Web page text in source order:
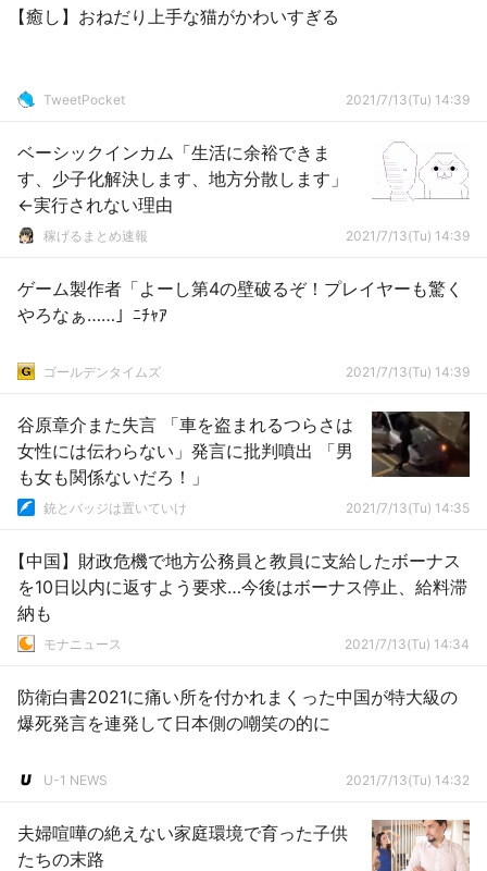
【癒し】おねだり上手な猫がかわいすぎる
TweetPocket 2021/7/13(Tu) 14:39
ベーシックインカム「生活に余裕できま
す、少子化解決します、地方分散します」
←実行されない理由
稼げるまとめ速報 2021/7/13(Tu) 14:39
ゲーム製作者「よーし第4の壁破るぞ！プレイヤーも驚く
やろなぁ……」ﾆﾁｬｱ
ゴールデンタイムズ 2021/7/13(Tu) 14:39
谷原章介また失言 「車を盗まれるつらさは
女性には伝わらない」発言に批判噴出 「男
も女も関係ないだろ！」
銃とバッジは置いていけ 2021/7/13(Tu) 14:35
【中国】財政危機で地方公務員と教員に支給したボーナス
を10日以内に返すよう要求…今後はボーナス停止、給料滞
納も
モナニュース 2021/7/13(Tu) 14:34
防衛白書2021に痛い所を付かれまくった中国が特大級の
爆死発言を連発して日本側の嘲笑の的に
U-1 NEWS 2021/7/13(Tu) 14:32
夫婦喧嘩の絶えない家庭環境で育った子供
たちの末路